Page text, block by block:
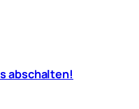
abschalten!